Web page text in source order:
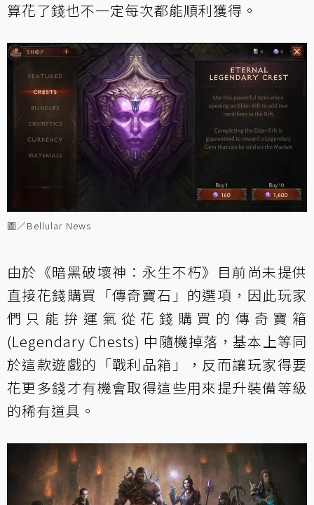
算花了錢也不一定每次都能順利獲得。
圖／Bellular News
由於《暗黑破壞神：永生不朽》目前尚未提供
直接花錢購買「傳奇寶石」的選項，因此玩家
們只能拚運氣從花錢購買的傳奇寶箱
(Legendary Chests) 中隨機掉落，基本上等同
於這款遊戲的「戰利品箱」，反而讓玩家得要
花更多錢才有機會取得這些用來提升裝備等級
的稀有道具。